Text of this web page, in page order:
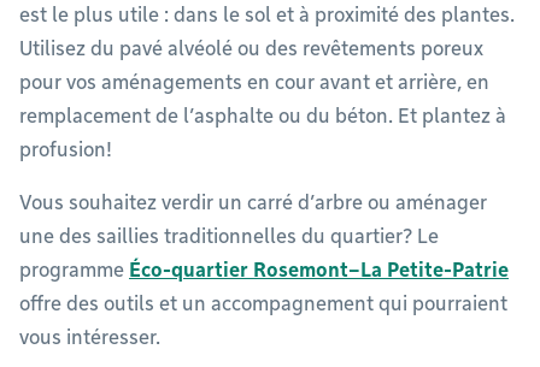
est le plus utile : dans le sol et à proximité des plantes.
Utilisez du pavé alvéolé ou des revêtements poreux
pour vos aménagements en cour avant et arrière, en
remplacement de l’asphalte ou du béton. Et plantez à
profusion!
Vous souhaitez verdir un carré d’arbre ou aménager
une des saillies traditionnelles du quartier? Le
programme Éco-quartier Rosemont–La Petite-Patrie
offre des outils et un accompagnement qui pourraient
vous intéresser.